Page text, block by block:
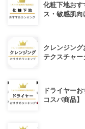
化粧下地おす
ス・敏感肌向
クレンジン
テクスチャー
ドライヤー
コスパ商品】